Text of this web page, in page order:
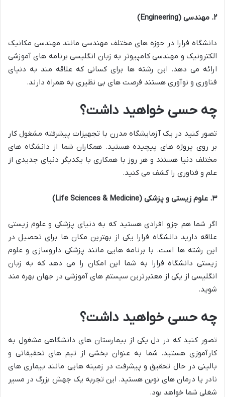
۲. مهندسی (Engineering)
دانشگاه فرارا در حوزه های مختلف مهندسی مانند مهندسی مکانیک
الکترونیک و مهندسی کامپیوتر به زبان انگلیسی برنامه های آموزشی
ارائه می دهد. این رشته ها برای کسانی که علاقه مند به دنیای
فناوری و نوآوری هستند فرصت های بی نظیری به همراه دارند.
چه حسی خواهید داشت؟
تصور کنید در یک آزمایشگاه مدرن با تجهیزات پیشرفته مشغول کار
بر روی پروژه های پیچیده هستید. همکاران شما از دانشگاه های
مختلف دنیا هستند و هر روز با همکاری با یکدیگر دنیای جدیدی از
علم و فناوری را کشف می کنید.
۳. علوم زیستی و پزشکی (Life Sciences & Medicine)
اگر شما هم جزو افرادی هستید که به دنیای پزشکی و علوم زیستی
علاقه دارید دانشگاه فرارا یکی از بهترین مکان ها برای تحصیل در
این رشته ها است. با برنامه هایی مانند پزشکی داروسازی و علوم
زیستی دانشگاه فرارا به شما این امکان را می دهد که به زبان
انگلیسی از یکی از معتبرترین سیستم های آموزشی در جهان بهره مند
شوید.
چه حسی خواهید داشت؟
تصور کنید که در دل یکی از بیمارستان های دانشگاهی مشغول به
کارآموزی هستید. شما به عنوان بخشی از تیم های تحقیقاتی و
بالینی در حال تحقیق و پیشرفت در زمینه هایی مانند بیماری های
نادر یا درمان های نوین هستید. این تجربه یک جهش بزرگ در مسیر
شغلی شما خواهد بود.